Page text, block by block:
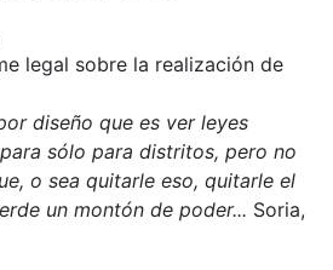
legal sobre la realización de
diseño que es ver leyes
sólo para distritos, pero no
o sea quitarle eso, quitarle el
un montón de poder... Soria,